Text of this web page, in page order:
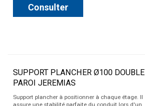
Consulter
SUPPORT PLANCHER Ø100 DOUBLE
PAROI JEREMIAS
Support plancher à positionner à chaque étage. Il
assure une stabilité parfaite du conduit lors d'un